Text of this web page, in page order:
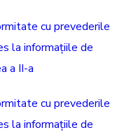
cu prevederile
la informațiile de
a II-a
cu prevederile
la informațiile de